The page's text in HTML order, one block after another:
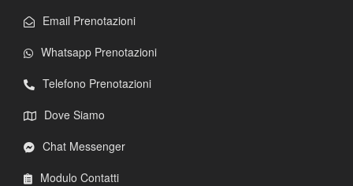
Email Prenotazioni
Whatsapp Prenotazioni
Telefono Prenotazioni
Dove Siamo
Chat Messenger
Modulo Contatti